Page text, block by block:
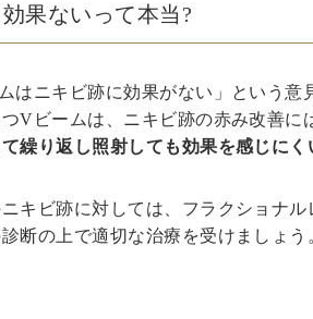
果ないって本当?
はニキビ跡に効果がない」という意
Vビームは、ニキビ跡の赤み改善に
繰り返し照射しても効果を感じにく
キビ跡に対しては、フラクショナ
断の上で適切な治療を受けましょう